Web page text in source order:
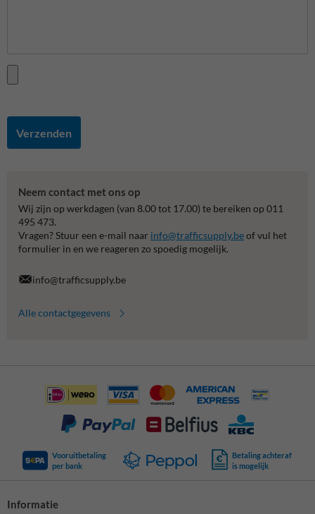
Verzenden
Neem contact met ons op
Wij zijn op werkdagen (van 8.00 tot 17.00) te bereiken op 011
495 473.
Vragen? Stuur een e-mail naar info@trafficsupply.beof vul het
formulier in en we reageren zo spoedig mogelijk.
info@trafficsupply.be
Alle contactgegevens
Vooruitbetaling
per bank
Betaling achteraf
is mogelijk
Informatie